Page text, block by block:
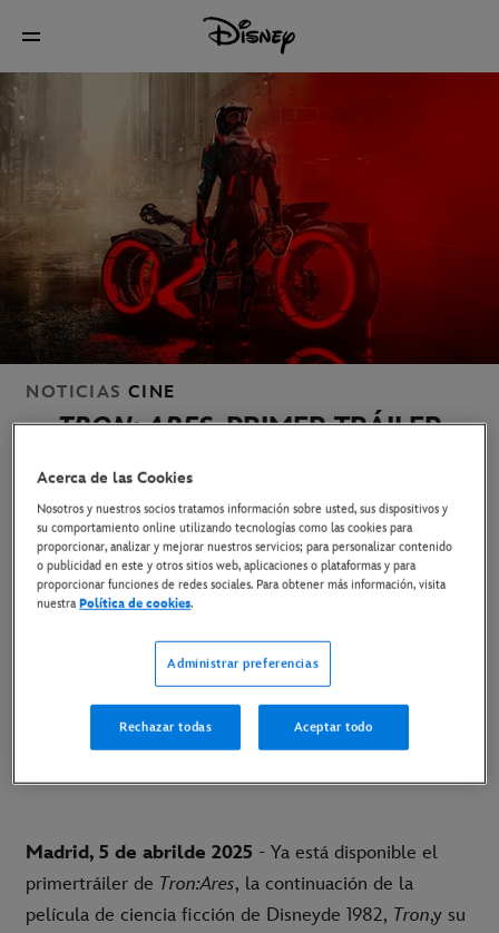
NOTICIAS CINE
TRON: ARES. PRIMER TRÁILER
SOLO EN CINES.
7 de abril de 2025
estrena el 10 de octubre solo en cines
LINK AL TRÁILER EN YOUTUBE
LINK AL MATERIAL DISPONIBLE
Madrid, 5 de abrilde 2025 - Ya está disponible el
primertráiler de Tron:Ares, la continuación de la
película de ciencia ficción de Disneyde 1982, Tron,y su
Acerca de las Cookies
Nosotros y nuestros socios tratamos información sobre usted, sus dispositivos y
su comportamiento online utilizando tecnologías como las cookies para
proporcionar, analizar y mejorar nuestros servicios; para personalizar contenido
o publicidad en este y otros sitios web, aplicaciones o plataformas y para
proporcionar funciones de redes sociales. Para obtener más información, visita
nuestraPolítica de cookies.
Administrar preferencias
Rechazar todas Aceptar todo